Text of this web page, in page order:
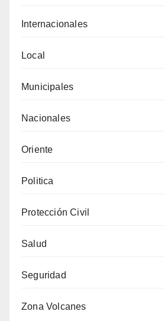
Internacionales
Local
Municipales
Nacionales
Oriente
Politica
Protección Civil
Salud
Seguridad
Zona Volcanes